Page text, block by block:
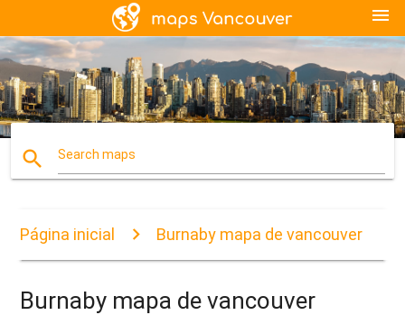
menu
search Search maps
Página inicial Burnaby mapa de vancouver
Burnaby mapa de vancouver